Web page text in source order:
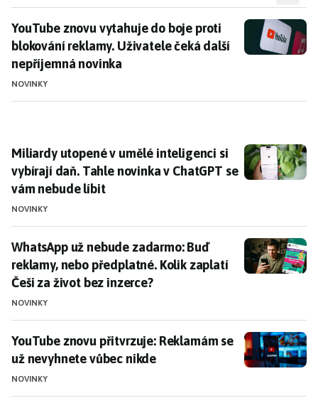
YouTube znovu vytahuje do boje proti blokování
YouTube znovu vytahuje do boje proti
blokování reklamy. Uživatele čeká další
nepříjemná novinka
NOVINKY
Miliardy utopené v umělé inteligenci si vybírají daň.
Miliardy utopené v umělé inteligenci si
vybírají daň. Tahle novinka v ChatGPT se
vám nebude líbit
NOVINKY
WhatsApp už nebude zadarmo: Buď reklamy, nebo
WhatsApp už nebude zadarmo: Buď
reklamy, nebo předplatné. Kolik zaplatí
Češi za život bez inzerce?
NOVINKY
YouTube znovu přitvrzuje: Reklamám se už
YouTube znovu přitvrzuje: Reklamám se
už nevyhnete vůbec nikde
NOVINKY